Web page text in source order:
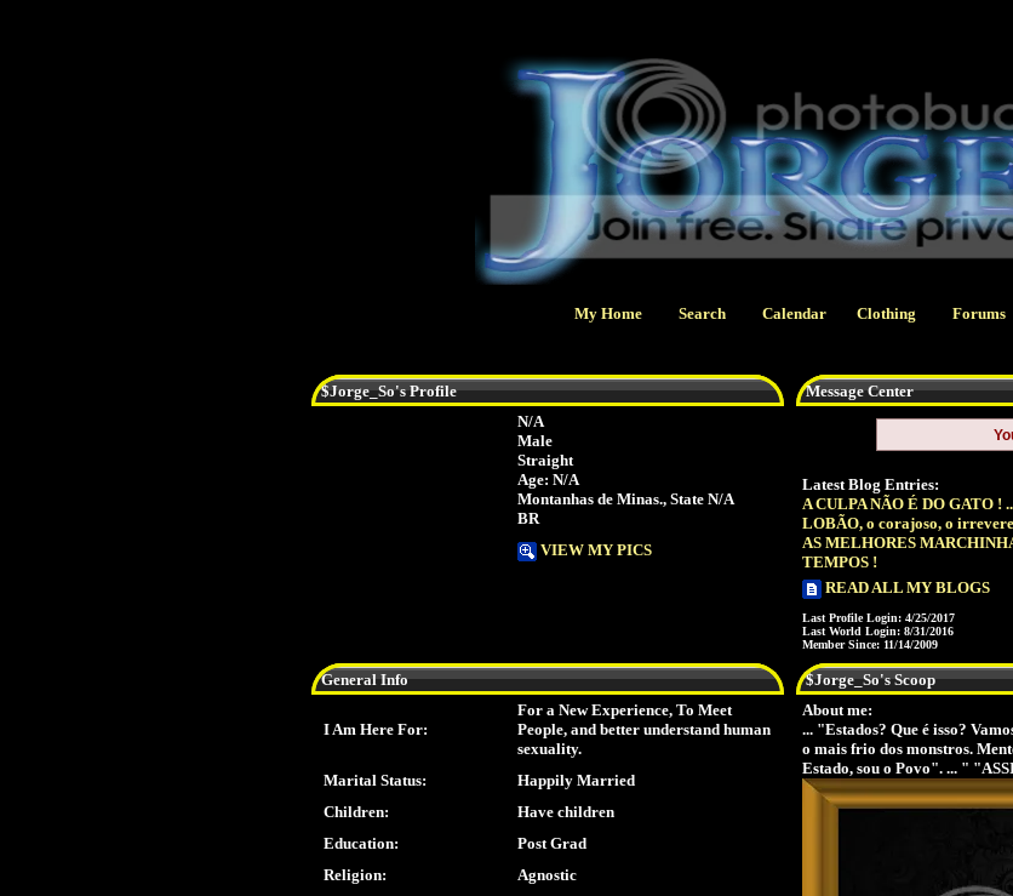
My Home Search Calendar Clothing Forums
$Jorge_So's Profile
N/A
Male
Straight
Age: N/A
Montanhas de Minas., State N/A
BR
VIEW MY PICS
Message Center
Latest Blog Entries:
A CULPA NÃO É DO GATO !
LOBÃO, o corajoso, o
AS MELHORES
TEMPOS !
READ ALL MY BLOGS
Last Profile Login: 4/25/2017
Last World Login: 8/31/2016
Member Since: 11/14/2009
General Info
I Am Here For:
For a New Experience, To Meet
People, and better understand human
sexuality.
Marital Status:
Happily Married
Children:
Have children
Education:
Post Grad
Religion:
Agnostic
$Jorge_So's Scoop
About me:
... "Estados? Que é isso?
o mais frio dos monstros.
Estado, sou o Povo". ... "